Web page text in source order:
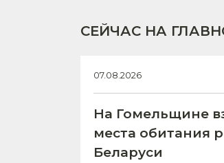
СЕЙЧАС НА
07.08.2026
На Гомельщине
места обитания
Беларуси